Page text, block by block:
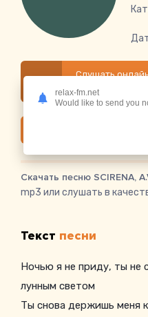
Слушать онлайн
лунным светом
Скачать песню SCIRENA,
mp3 или слушать в
Текст песни
Ночью я не приду, ты не
лунным светом
Ты снова держишь меня
relax-fm.net
Would like to send you